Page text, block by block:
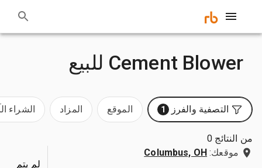
Cement Blower للبيع
التصفية والفرز 1 الموقع المزاد الشراء
من النتائج 0
موقعك: Columbus, OH
لم يتم